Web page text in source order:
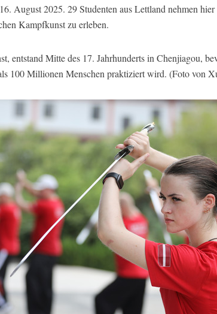
August 2025. 29 Studenten aus Lettland nehmen
Kampfkunst zu erleben.
entstand Mitte des 17. Jahrhunderts in Chenjiagou,
100 Millionen Menschen praktiziert wird. (Foto von